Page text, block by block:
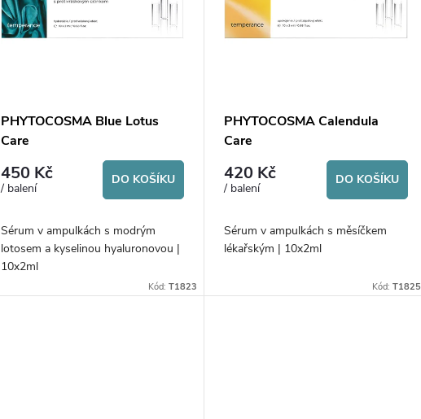
PHYTOCOSMA Blue Lotus
Care
450 Kč
/ balení
DO KOŠÍKU
Sérum v ampulkách s modrým
lotosem a kyselinou hyaluronovou |
10x2ml
Kód:T1823
PHYTOCOSMA Calendula
Care
420 Kč
/ balení
DO KOŠÍKU
Sérum v ampulkách s měsíčkem
lékařským | 10x2ml
Kód: T1825